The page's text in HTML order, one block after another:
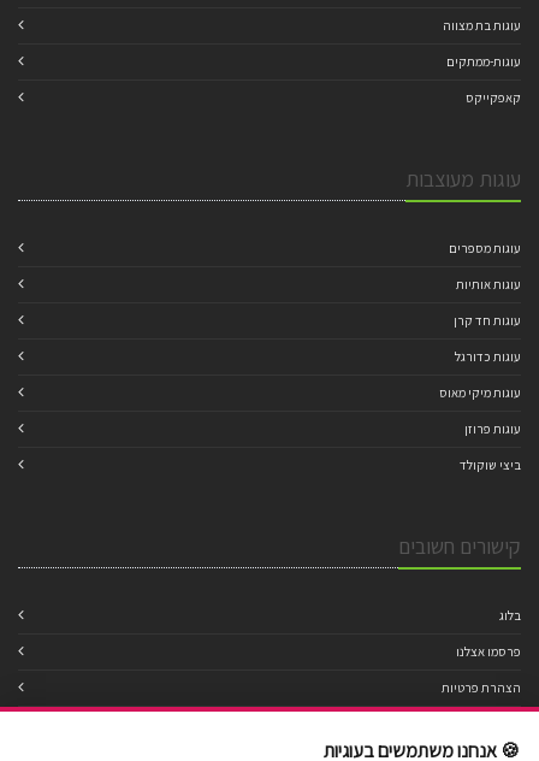
עוגות בת מצווה
עוגות-ממתקים
קאפקייקס
עוגות מעוצבות
עוגות מספרים
עוגות אותיות
עוגות חד קרן
עוגות כדורגל
עוגות מיקי מאוס
עוגות פרוזן
ביצי שוקולד
קישורים חשובים
בלוג
פרסמו אצלנו
הצהרת פרטיות
🍪 אנחנו משתמשים בעוגיות